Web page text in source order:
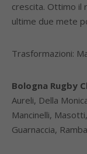
crescita. Ottimo il
ultime due mete
Trasformazioni:
Bologna Rugby
Aureli, Della
Mancinelli,
Guarnaccia,